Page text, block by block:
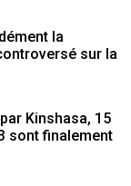
la
sur la
Kinshasa, 15
sont finalement